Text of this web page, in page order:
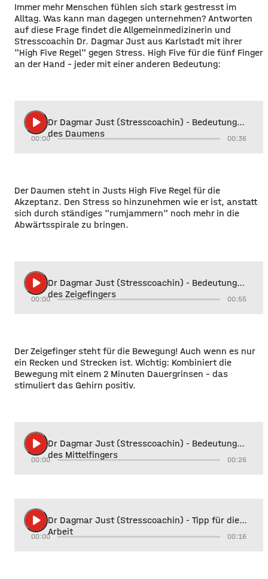
Immer mehr Menschen fühlen sich stark gestresst im
Alltag. Was kann man dagegen unternehmen? Antworten
auf diese Frage findet die Allgemeinmedizinerin und
Stresscoachin Dr. Dagmar Just aus Karlstadt mit ihrer
"High Five Regel" gegen Stress. High Five für die fünf Finger
an der Hand - jeder mit einer anderen Bedeutung:
play_arrow Dr Dagmar Just (Stresscoachin) - Bedeutung
des Daumens
00:00 00:36
Der Daumen steht in Justs High Five Regel für die
Akzeptanz. Den Stress so hinzunehmen wie er ist, anstatt
sich durch ständiges "rumjammern" noch mehr in die
Abwärtsspirale zu bringen.
play_arrow Dr Dagmar Just (Stresscoachin) - Bedeutung
des Zeigefingers
00:00 00:55
Der Zeigefinger steht für die Bewegung! Auch wenn es nur
ein Recken und Strecken ist. Wichtig: Kombiniert die
Bewegung mit einem 2 Minuten Dauergrinsen - das
stimuliert das Gehirn positiv.
play_arrow Dr Dagmar Just (Stresscoachin) - Bedeutung
des Mittelfingers
00:00 00:26
play_arrow Dr Dagmar Just (Stresscoachin) - Tipp für die
Arbeit
00:00 00:16